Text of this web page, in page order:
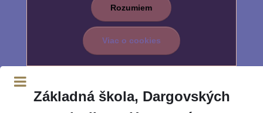
Rozumiem
Viac o cookies
Základná škola, Dargovských